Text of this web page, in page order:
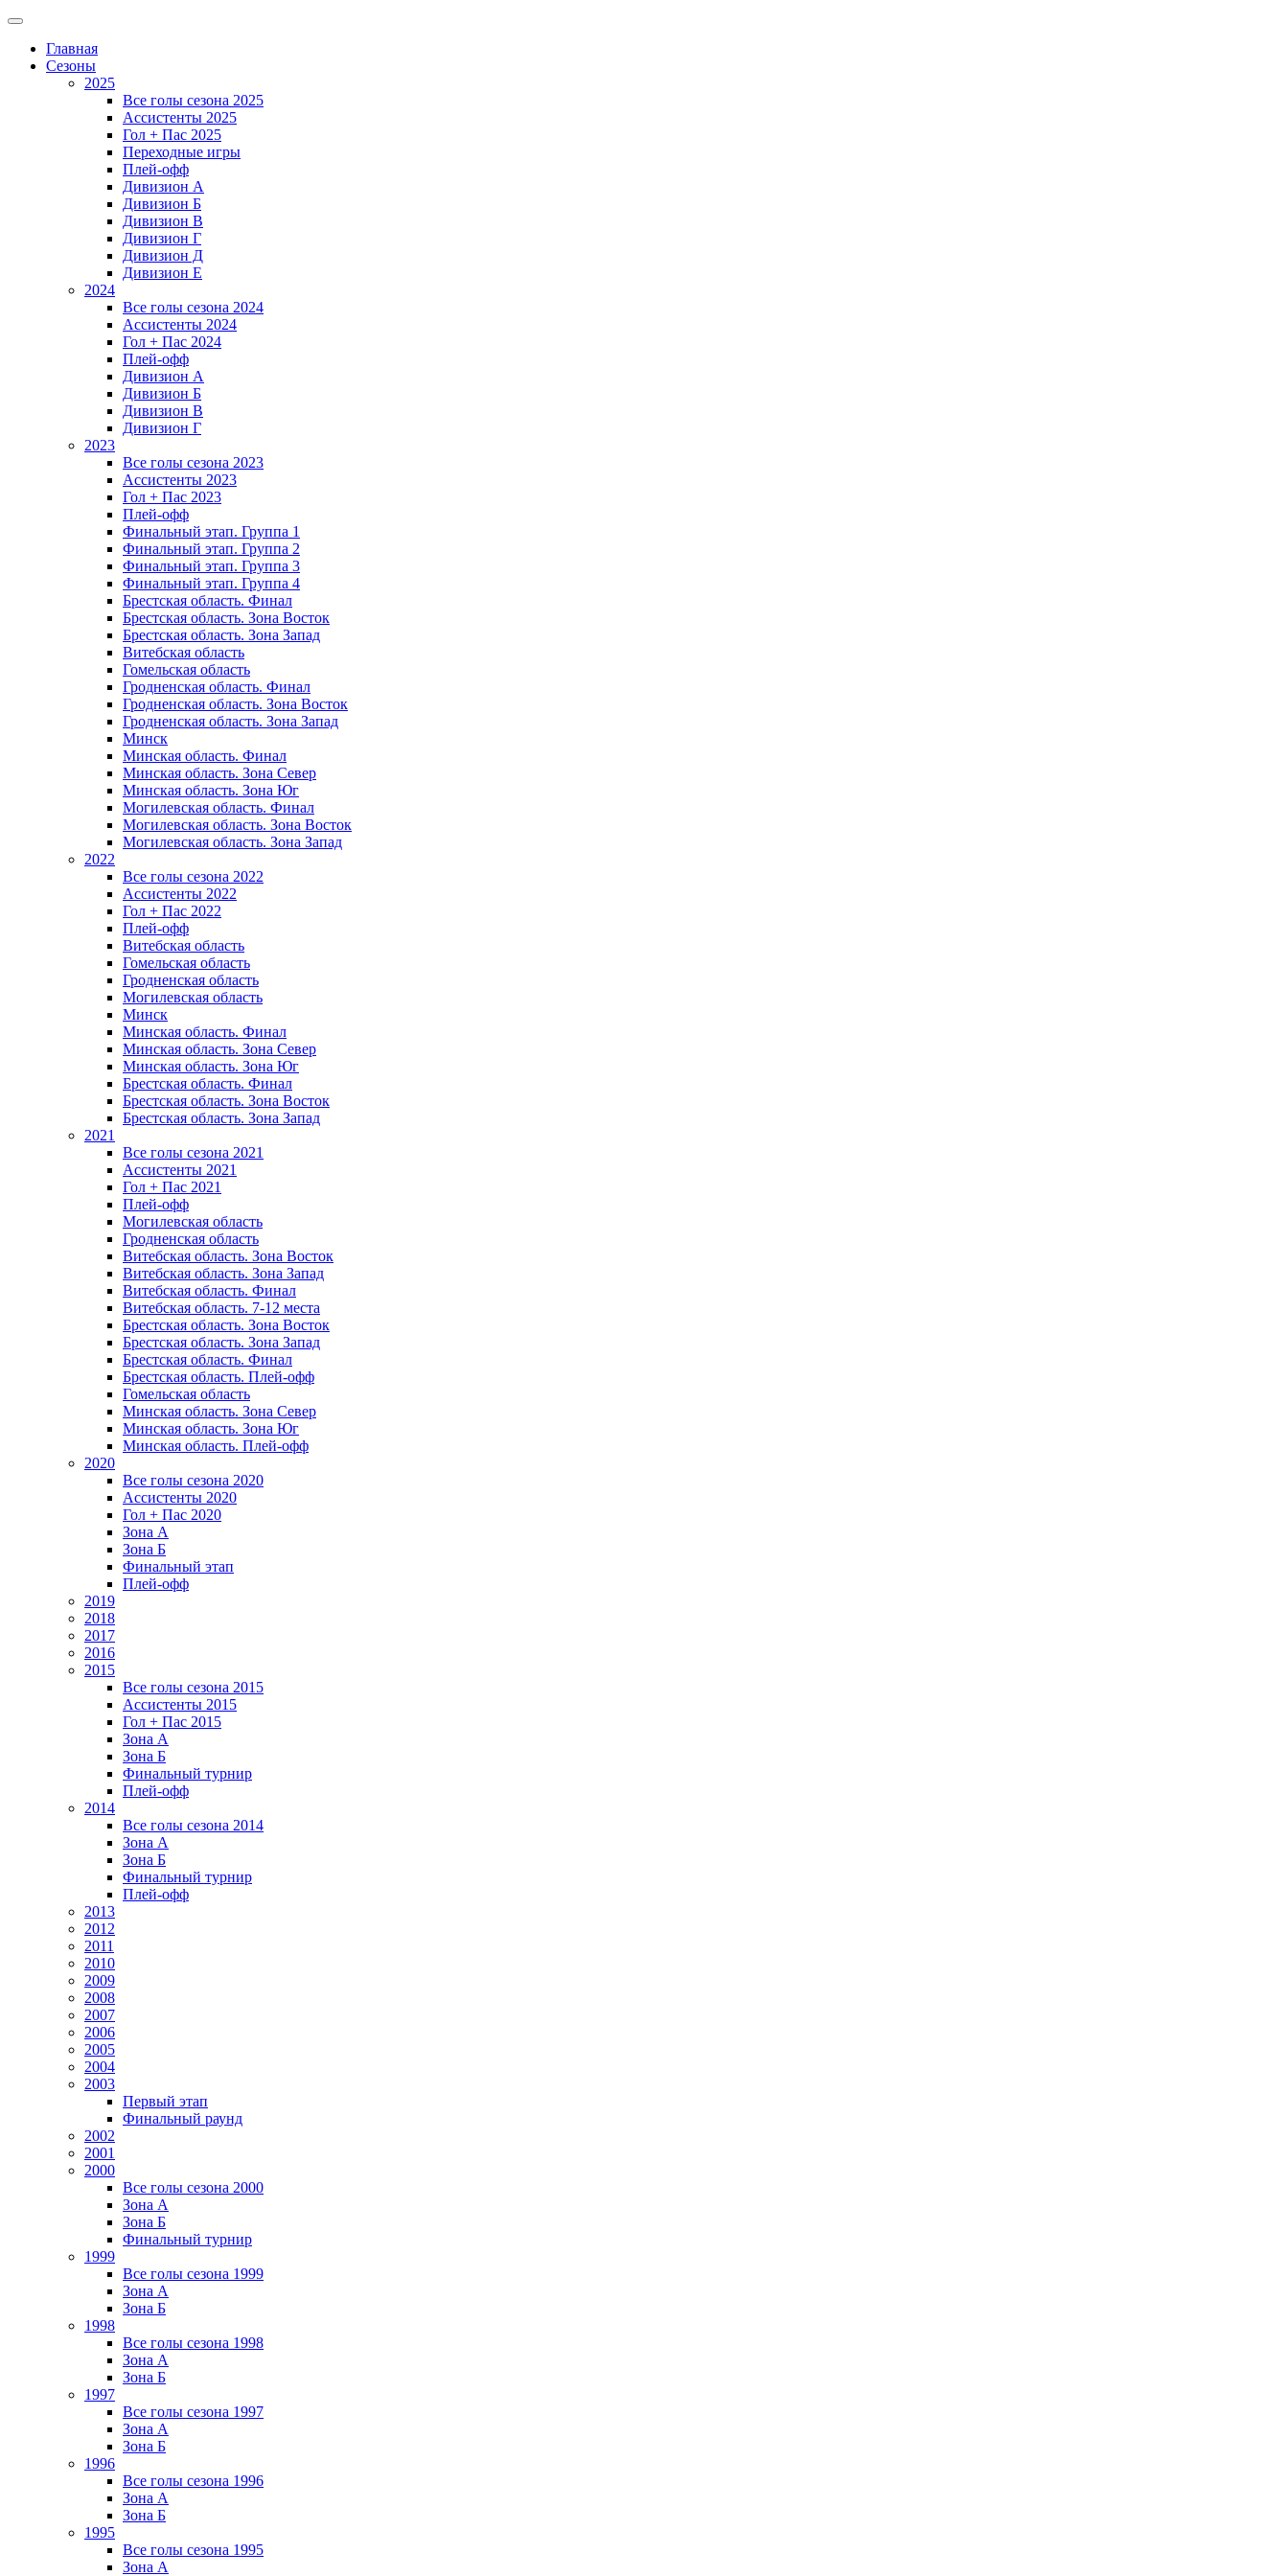
Главная
Сезоны
2025
Все голы сезона 2025
Ассистенты 2025
Гол + Пас 2025
Переходные игры
Плей-офф
Дивизион A
Дивизион Б
Дивизион В
Дивизион Г
Дивизион Д
Дивизион Е
2024
Все голы сезона 2024
Ассистенты 2024
Гол + Пас 2024
Плей-офф
Дивизион A
Дивизион Б
Дивизион В
Дивизион Г
2023
Все голы сезона 2023
Ассистенты 2023
Гол + Пас 2023
Плей-офф
Финальный этап. Группа 1
Финальный этап. Группа 2
Финальный этап. Группа 3
Финальный этап. Группа 4
Брестская область. Финал
Брестская область. Зона Восток
Брестская область. Зона Запад
Витебская область
Гомельская область
Гродненская область. Финал
Гродненская область. Зона Восток
Гродненская область. Зона Запад
Минск
Минская область. Финал
Минская область. Зона Север
Минская область. Зона Юг
Могилевская область. Финал
Могилевская область. Зона Восток
Могилевская область. Зона Запад
2022
Все голы сезона 2022
Ассистенты 2022
Гол + Пас 2022
Плей-офф
Витебская область
Гомельская область
Гродненская область
Могилевская область
Минск
Mинская область. Финал
Минская область. Зона Север
Минская область. Зона Юг
Брестская область. Финал
Брестская область. Зона Восток
Брестская область. Зона Запад
2021
Все голы сезона 2021
Ассистенты 2021
Гол + Пас 2021
Плей-офф
Могилевская область
Гродненская область
Витебская область. Зона Восток
Витебская область. Зона Запад
Витебская область. Финал
Витебская область. 7-12 места
Брестская область. Зона Восток
Брестская область. Зона Запад
Брестская область. Финал
Брестская область. Плей-офф
Гомельская область
Минская область. Зона Север
Минская область. Зона Юг
Минская область. Плей-офф
2020
Все голы сезона 2020
Ассистенты 2020
Гол + Пас 2020
Зона А
Зона Б
Финальный этап
Плей-офф
2019
2018
2017
2016
2015
Все голы сезона 2015
Ассистенты 2015
Гол + Пас 2015
Зона А
Зона Б
Финальный турнир
Плей-офф
2014
Все голы сезона 2014
Зона А
Зона Б
Финальный турнир
Плей-офф
2013
2012
2011
2010
2009
2008
2007
2006
2005
2004
2003
Первый этап
Финальный раунд
2002
2001
2000
Все голы сезона 2000
Зона А
Зона Б
Финальный турнир
1999
Все голы сезона 1999
Зона А
Зона Б
1998
Все голы сезона 1998
Зона А
Зона Б
1997
Все голы сезона 1997
Зона А
Зона Б
1996
Все голы сезона 1996
Зона А
Зона Б
1995
Все голы сезона 1995
Зона А